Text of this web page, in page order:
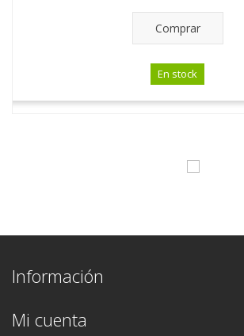
Comprar
En stock
Información
Mi cuenta